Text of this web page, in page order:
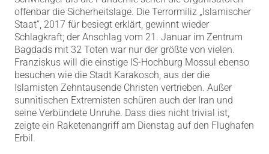
offenbar die Sicherheitslage. Die Terrormiliz „Islamischer
Staat“, 2017 für besiegt erklärt, gewinnt wieder
Schlagkraft; der Anschlag vom 21. Januar im Zentrum
Bagdads mit 32 Toten war nur der größte von vielen.
Franziskus will die einstige IS-Hochburg Mossul ebenso
besuchen wie die Stadt Karakosch, aus der die
Islamisten Zehntausende Christen vertrieben. Außer
sunnitischen Extremisten schüren auch der Iran und
seine Verbündete Unruhe. Dass dies nicht trivial ist,
zeigte ein Raketenangriff am Dienstag auf den Flughafen
Erbil.